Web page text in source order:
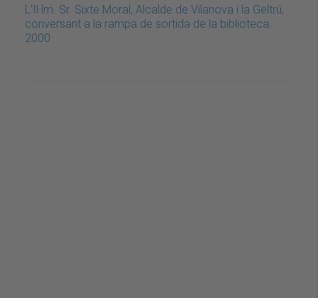
L'Il·lm. Sr. Sixte Moral, Alcalde de Vilanova i la Geltrú,
conversant a la rampa de sortida de la biblioteca.
2000